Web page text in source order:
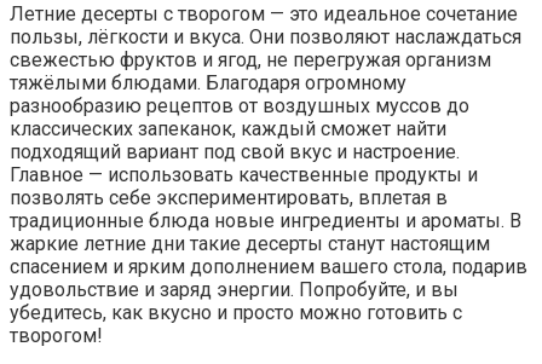
Летние десерты с творогом — это идеальное сочетание
пользы, лёгкости и вкуса. Они позволяют наслаждаться
свежестью фруктов и ягод, не перегружая организм
тяжёлыми блюдами. Благодаря огромному
разнообразию рецептов от воздушных муссов до
классических запеканок, каждый сможет найти
подходящий вариант под свой вкус и настроение.
Главное — использовать качественные продукты и
позволять себе экспериментировать, вплетая в
традиционные блюда новые ингредиенты и ароматы. В
жаркие летние дни такие десерты станут настоящим
спасением и ярким дополнением вашего стола, подарив
удовольствие и заряд энергии. Попробуйте, и вы
убедитесь, как вкусно и просто можно готовить с
творогом!